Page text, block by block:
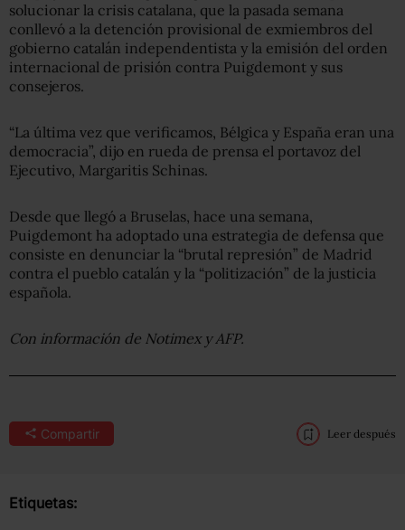
solucionar la crisis catalana, que la pasada semana
conllevó a la detención provisional de exmiembros del
gobierno catalán independentista y la emisión del orden
internacional de prisión contra Puigdemont y sus
consejeros.
“La última vez que verificamos, Bélgica y España eran una
democracia”, dijo en rueda de prensa el portavoz del
Ejecutivo, Margaritis Schinas.
Desde que llegó a Bruselas, hace una semana,
Puigdemont ha adoptado una estrategia de defensa que
consiste en denunciar la “brutal represión” de Madrid
contra el pueblo catalán y la “politización” de la justicia
española.
Con información de Notimex y AFP.
Compartir Leer después
Etiquetas: